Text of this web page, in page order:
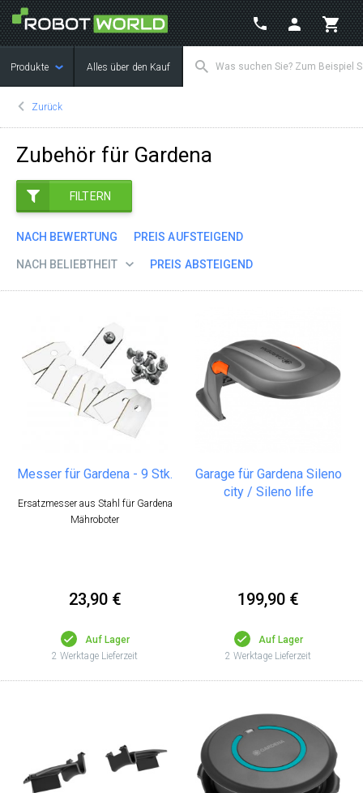
Produkte Alles über den Kauf
Zurück
Zubehör für Gardena
FILTERN
NACH BEWERTUNG PREIS AUFSTEIGEND
NACH BELIEBTHEIT PREIS ABSTEIGEND
Messer für Gardena - 9 Stk.
Ersatzmesser aus Stahl für Gardena
Mähroboter
23,90 €
Auf Lager
2 Werktage Lieferzeit
Garage für Gardena Sileno
city / Sileno life
199,90 €
Auf Lager
2 Werktage Lieferzeit